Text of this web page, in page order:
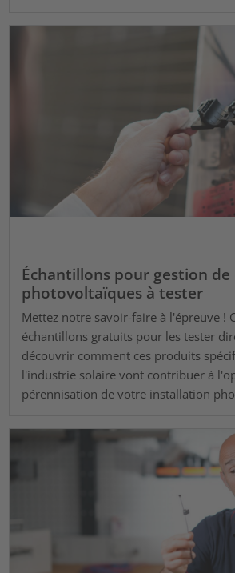
Échantillons pour gestion de
photovoltaïques à tester
Mettez notre savoir-faire à l'épreuve !
échantillons gratuits pour les tester
découvrir comment ces produits
l'industrie solaire vont contribuer à
pérennisation de votre installation